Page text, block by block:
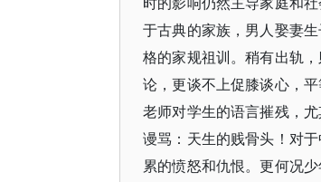
于古典的家族，男人娶妻
格的家规祖训。稍有出轨
论，更谈不上促膝谈心，
老师对学生的语言摧残，
谩骂：天生的贱骨头！对
累的愤怒和仇恨。更何况